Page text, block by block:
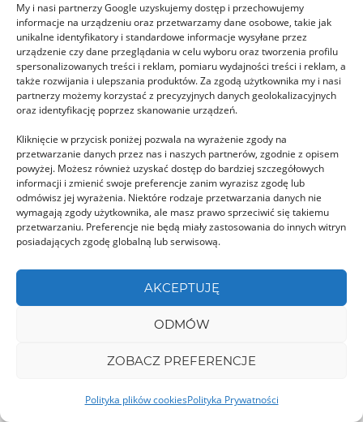
My i nasi partnerzy Google uzyskujemy dostęp i przechowujemy
informacje na urządzeniu oraz przetwarzamy dane osobowe, takie jak
unikalne identyfikatory i standardowe informacje wysyłane przez
urządzenie czy dane przeglądania w celu wyboru oraz tworzenia profilu
spersonalizowanych treści i reklam, pomiaru wydajności treści i reklam, a
także rozwijania i ulepszania produktów. Za zgodą użytkownika my i nasi
partnerzy możemy korzystać z precyzyjnych danych geolokalizacyjnych
oraz identyfikację poprzez skanowanie urządzeń.
Kliknięcie w przycisk poniżej pozwala na wyrażenie zgody na
przetwarzanie danych przez nas i naszych partnerów, zgodnie z opisem
powyżej. Możesz również uzyskać dostęp do bardziej szczegółowych
informacji i zmienić swoje preferencje zanim wyrazisz zgodę lub
odmówisz jej wyrażenia. Niektóre rodzaje przetwarzania danych nie
wymagają zgody użytkownika, ale masz prawo sprzeciwić się takiemu
przetwarzaniu. Preferencje nie będą miały zastosowania do innych witryn
posiadających zgodę globalną lub serwisową.
AKCEPTUJĘ
ODMÓW
ZOBACZ PREFERENCJE
Polityka plików cookiesPolityka Prywatności
Munţii Godeanu
Góry Godeanu położone są w Karpatach
Południowych. Masyw ciągnie się z północnego-
wschodu na południowy-zachód. Najwyższym …
MARAMUREȘ
Cerkiew Intrarea în Biserică w
Dobricul Lăpuşului, to niewielka marmaroska